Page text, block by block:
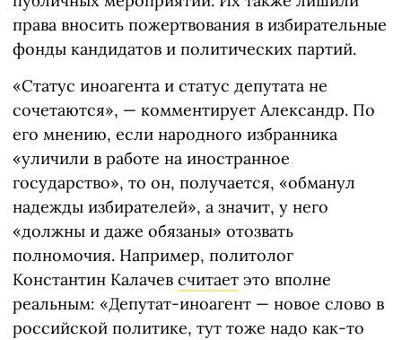
права вносить пожертвования в избирательные
фонды кандидатов и политических партий.
«Статус иноагента и статус депутата не
сочетаются», — комментирует Александр. По
его мнению, если народного избранника
«уличили в работе на иностранное
государство», то он, получается, «обманул
надежды избирателей», а значит, у него
«должны и даже обязаны» отозвать
полномочия. Например, политолог
Константин Калачев считает это вполне
реальным: «Депутат-иноагент — новое слово в
российской политике, тут тоже надо как-то